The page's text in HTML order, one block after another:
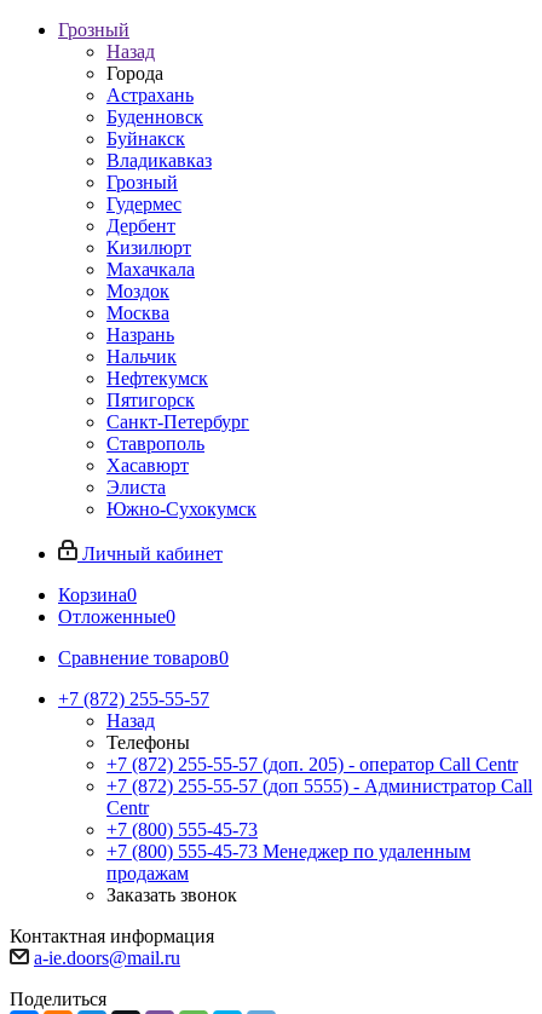
Грозный
Назад
Города
Астрахань
Буденновск
Буйнакск
Владикавказ
Грозный
Гудермес
Дербент
Кизилюрт
Махачкала
Моздок
Москва
Назрань
Нальчик
Нефтекумск
Пятигорск
Санкт-Петербург
Ставрополь
Хасавюрт
Элиста
Южно-Сухокумск
Личный кабинет
Корзина0
Отложенные0
Сравнение товаров0
+7 (872) 255-55-57
Назад
Телефоны
+7 (872) 255-55-57 (доп. 205) - оператор Call Centr
+7 (872) 255-55-57 (доп 5555) - Администратор Call
Centr
+7 (800) 555-45-73
+7 (800) 555-45-73 Менеджер по удаленным
продажам
Заказать звонок
Контактная информация
a-ie.doors@mail.ru
Поделиться